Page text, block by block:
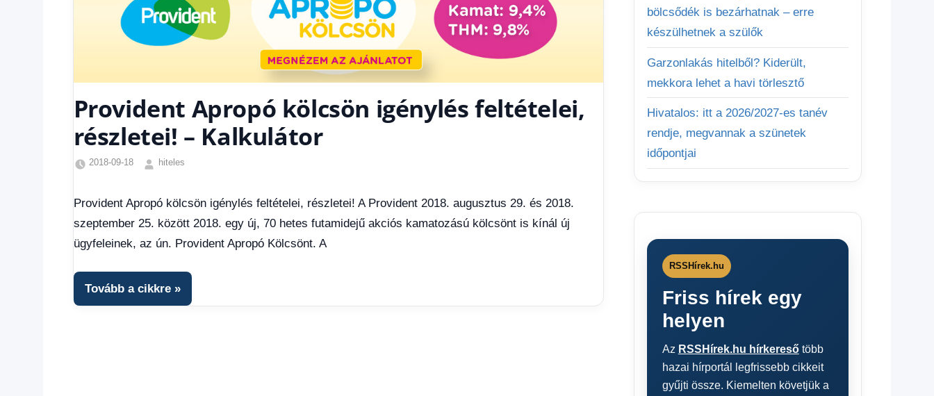
Provident Apropó kölcsön igénylés feltételei,
részletei! – Kalkulátor
2018-09-18
hiteles
Provident
Apropó
kölcsön
Provident Apropó kölcsön igénylés feltételei, részletei! A Provident 2018. augusztus 29. és 2018.
szeptember 25. között 2018. egy új, 70 hetes futamidejű akciós kamatozású kölcsönt is kínál új
ügyfeleinek, az ún. Provident Apropó Kölcsönt. A
Tovább a cikkre
bölcsődék is bezárhatnak – erre
készülhetnek a szülők
Garzonlakás hitelből? Kiderült,
mekkora lehet a havi törlesztő
Hivatalos: itt a 2026/2027-es tanév
rendje, megvannak a szünetek
időpontjai
RSSHírek.hu
Friss hírek egy
helyen
Az RSSHírek.hu hírkeresőtöbb
hazai hírportál legfrissebb cikkeit
gyűjti össze. Kiemelten követjük a